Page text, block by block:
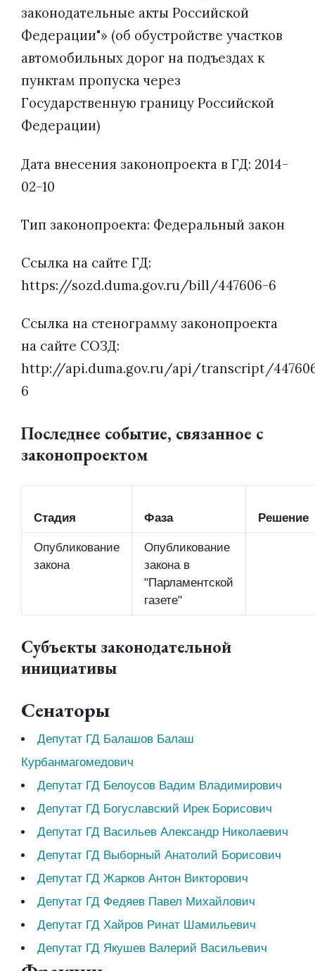
законодательные акты Российской
Федерации"» (об обустройстве участков
автомобильных дорог на подъездах к
пунктам пропуска через
Государственную границу Российской
Федерации)
Дата внесения законопроекта в ГД: 2014-
02-10
Тип законопроекта: Федеральный закон
Ссылка на сайте ГД:
https://sozd.duma.gov.ru/bill/447606-6
Ссылка на стенограмму законопроекта
на сайте СОЗД:
http://api.duma.gov.ru/api/transcript/
6
Последнее событие, связанное с
законопроектом
Стадия Фаза Решение
Опубликование
закона
Опубликование
закона в
"Парламентской
газете"
Субъекты законодательной
инициативы
Сенаторы
Депутат ГД Балашов Балаш
Курбанмагомедович
Депутат ГД Белоусов Вадим Владимирович
Депутат ГД Богуславский Ирек Борисович
Депутат ГД Васильев Александр Николаевич
Депутат ГД Выборный Анатолий Борисович
Депутат ГД Жарков Антон Викторович
Депутат ГД Федяев Павел Михайлович
Депутат ГД Хайров Ринат Шамильевич
Депутат ГД Якушев Валерий Васильевич